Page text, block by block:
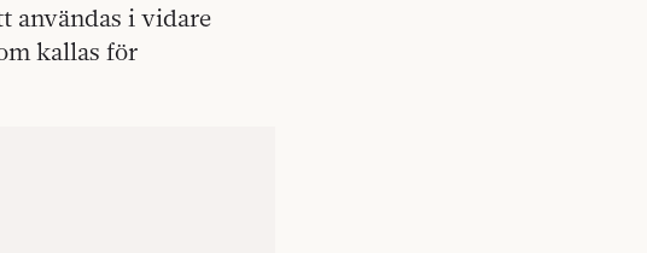
användas i vidare
kallas för